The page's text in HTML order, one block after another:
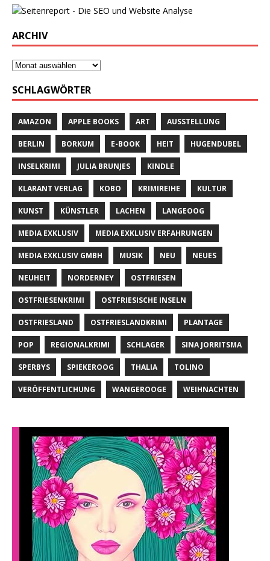
ARCHIV
SCHLAGWÖRTER
AMAZON APPLE BOOKS ART AUSSTELLUNG
BERLIN BORKUM E-BOOK HEIT HUGENDUBEL
INSELKRIMI JULIA BRUNJES KINDLE
KLARANT VERLAG KOBO KRIMIREIHE KULTUR
KUNST KÜNSTLER LACHEN LANGEOOG
MEDIA EXKLUSIV MEDIA EXKLUSIV ERFAHRUNGEN
MEDIA EXKLUSIV GMBH MUSIK NEU NEUES
NEUHEIT NORDERNEY OSTFRIESEN
OSTFRIESENKRIMI OSTFRIESISCHE INSELN
OSTFRIESLAND OSTFRIESLANDKRIMI PLANTAGE
POP REGIONALKRIMI SCHLAGER SINA JORRITSMA
SPERBYS SPIEKEROOG THALIA TOLINO
VERÖFFENTLICHUNG WANGEROOGE WEIHNACHTEN